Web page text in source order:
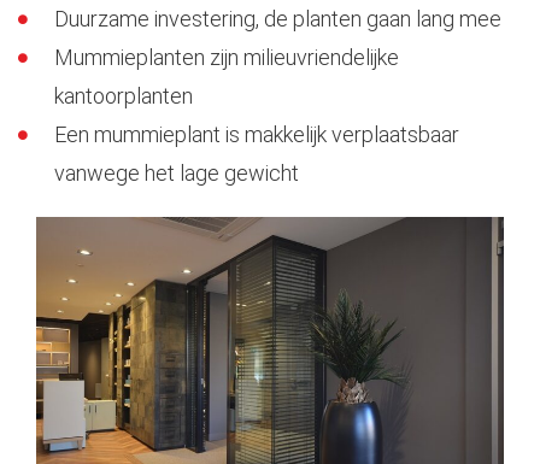
Duurzame investering, de planten gaan lang mee
Mummieplanten zijn milieuvriendelijke
kantoorplanten
Een mummieplant is makkelijk verplaatsbaar
vanwege het lage gewicht